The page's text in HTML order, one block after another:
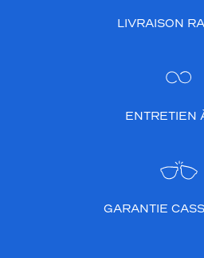
LIVRAISON
ENTRETIEN
GARANTIE